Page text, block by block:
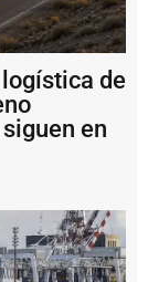
de
en